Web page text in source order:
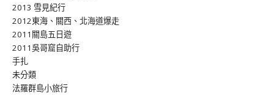
2013 雪見紀行
2012東海、關西、北海道爆走
2011關島五日遊
2011吳哥窟自助行
手扎
未分類
法羅群島小旅行